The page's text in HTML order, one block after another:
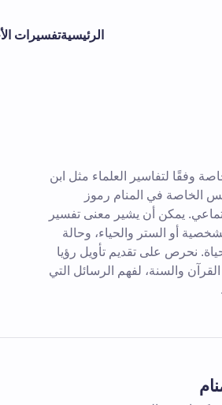
الرئيسيةتفسيرات
وفقًا لتفاسير العلماء مثل ابن
الخاصة في المنام رموز
يمكن أن يشير معنى تفسير
أو الستر والحياء، وحالة
نحرص على تقديم تأويل رؤيا
والسنة، لفهم الرسائل التي